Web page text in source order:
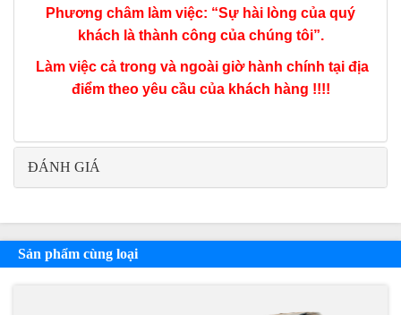
Phương châm làm việc: “Sự hài lòng của quý
khách là thành công của chúng tôi”.
Làm việc cả trong và ngoài giờ hành chính tại địa
điểm theo yêu cầu của khách hàng !!!!
ĐÁNH GIÁ
Sản phẩm cùng loại